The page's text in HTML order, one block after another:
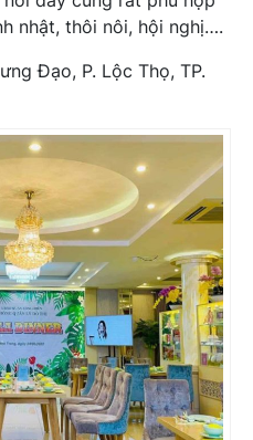
nhật, thôi nôi, hội nghị….
Đạo, P. Lộc Thọ, TP.